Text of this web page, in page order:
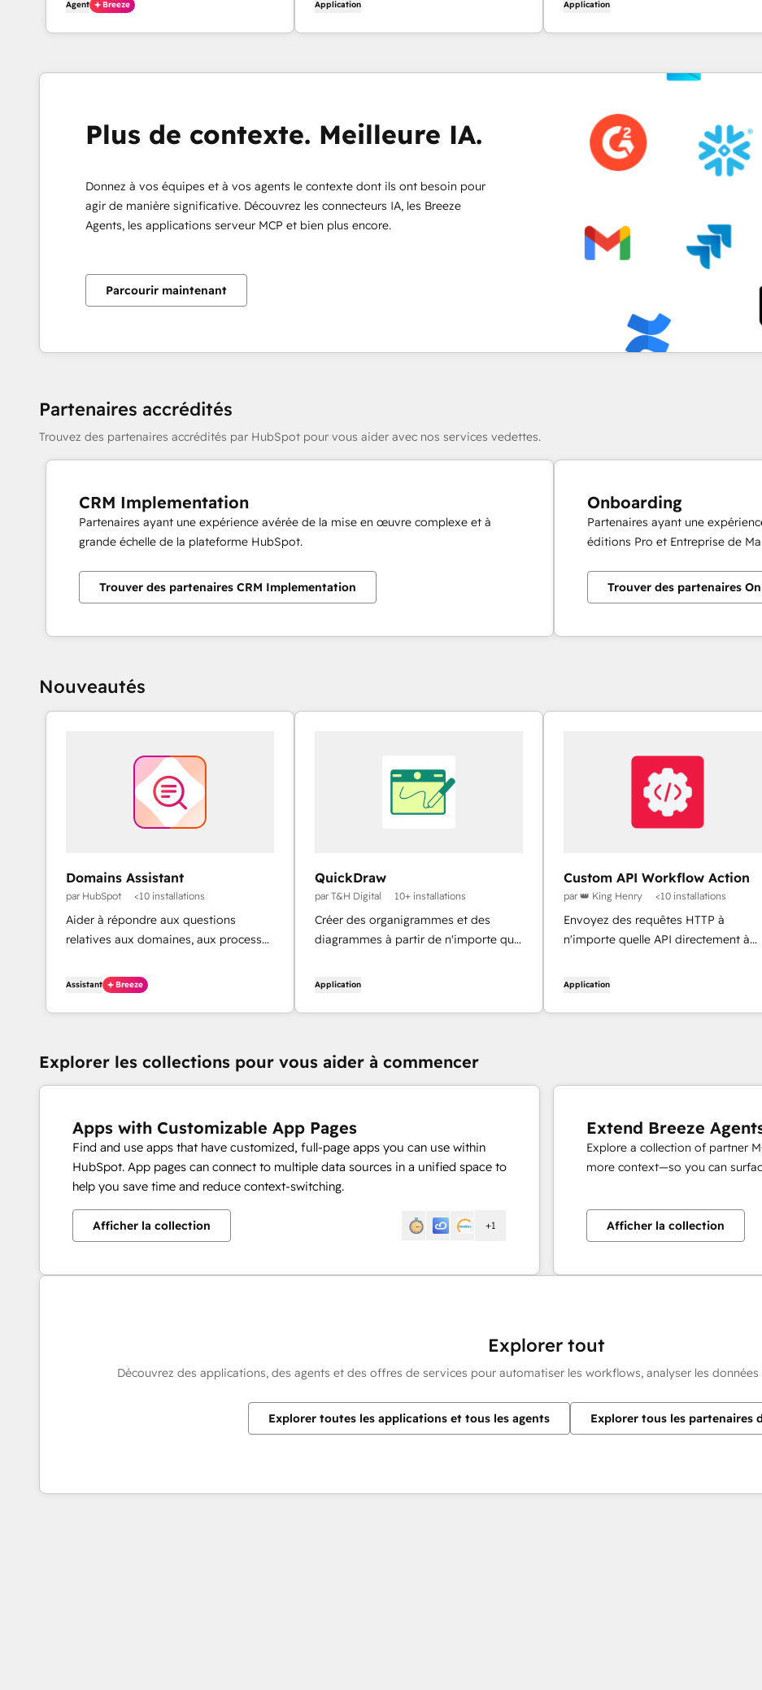
contacter.
Agent Breeze Application Application
Plus de contexte. Meilleure IA.
Donnez à vos équipes et à vos agents le contexte dont ils ont besoin pour
agir de manière significative. Découvrez les connecteurs IA, les Breeze
Agents, les applications serveur MCP et bien plus encore.
Parcourir maintenant
Partenaires accrédités
Trouvez des partenaires accrédités par HubSpot pour vous aider avec nos services vedettes.
CRM Implementation
Partenaires ayant une expérience avérée de la mise en œuvre complexe et à
grande échelle de la plateforme HubSpot.
Trouver des partenaires CRM Implementation
Onboarding
Partenaires ayant une
éditions Pro et Entreprise de
Trouver des partenaires
Nouveautés
Domains Assistant
par HubSpot <10 installations
Aider à répondre aux questions
relatives aux domaines, aux processus
diagnostic des problèmes liés aux
domaines.
Assistant Breeze
QuickDraw
par T&H Digital 10+ installations
Créer des organigrammes et des
diagrammes à partir de n'importe quel
Application
Custom API Workflow Action
par 👑 King Henry <10 installations
Envoyez des requêtes HTTP à
n'importe quelle API directement à
Application
Explorer les collections pour vous aider à commencer
Apps with Customizable App Pages
Find and use apps that have customized, full-page apps you can use within
HubSpot. App pages can connect to multiple data sources in a unified space to
help you save time and reduce context-switching.
Afficher la collection +1
Extend Breeze
Explore a collection of partner
more context—so you can
Afficher la collection
Explorer tout
Découvrez des applications, des agents et des offres de services pour automatiser les workflows, analyser les
Explorer toutes les applications et tous les agents Explorer tous les partenaires